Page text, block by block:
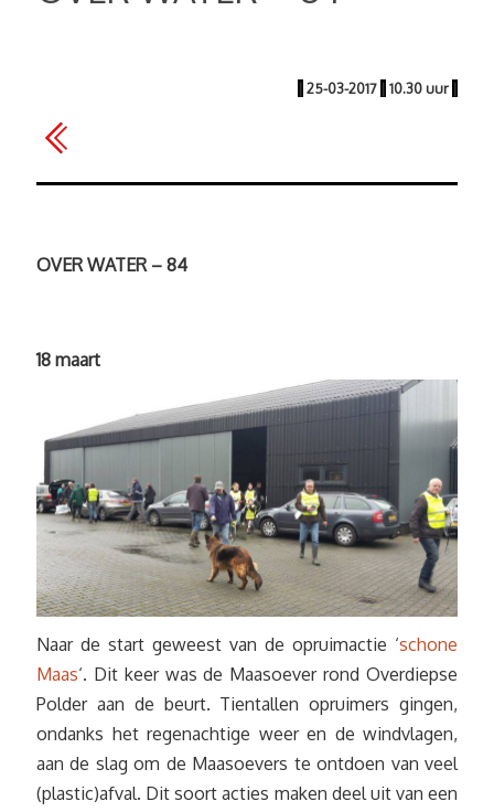
| 25-03-2017 | 10.30 uur |
OVER WATER – 84
18 maart
Naar de start geweest van de opruimactie ‘schone
Maas‘. Dit keer was de Maasoever rond Overdiepse
Polder aan de beurt. Tientallen opruimers gingen,
ondanks het regenachtige weer en de windvlagen,
aan de slag om de Maasoevers te ontdoen van veel
(plastic)afval. Dit soort acties maken deel uit van een